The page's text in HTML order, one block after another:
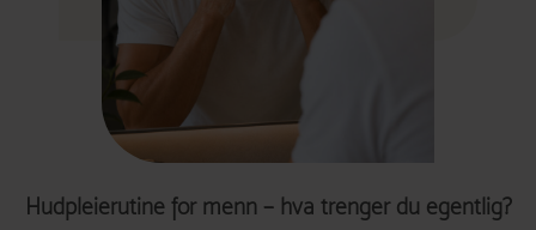
Hudpleierutine for menn – hva trenger du egentlig?